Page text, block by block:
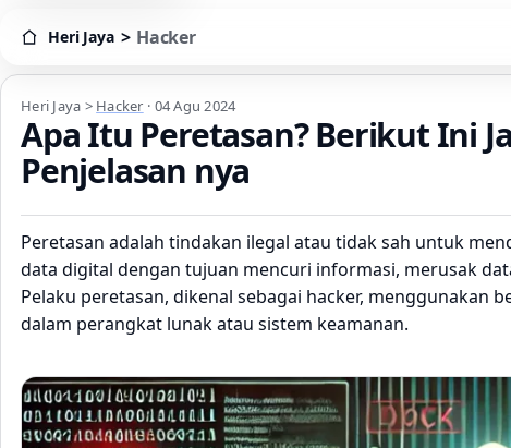
Heri Jaya > Hacker
Heri Jaya > Hacker
Heri Jaya > Hacker · 04 Agu 2024
Apa Itu Peretasan? Berikut Ini
Penjelasan nya
Peretasan adalah tindakan ilegal atau tidak sah untuk
data digital dengan tujuan mencuri informasi, merusak
Pelaku peretasan, dikenal sebagai hacker, menggunakan
dalam perangkat lunak atau sistem keamanan.